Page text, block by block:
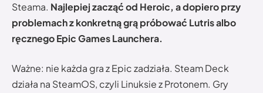
Steama. Najlepiej zacząć od Heroic, a dopiero przy
problemach z konkretną grą próbować Lutris albo
ręcznego Epic Games Launchera.
Ważne: nie każda gra z Epic zadziała. Steam Deck
działa na SteamOS, czyli Linuksie z Protonem. Gry